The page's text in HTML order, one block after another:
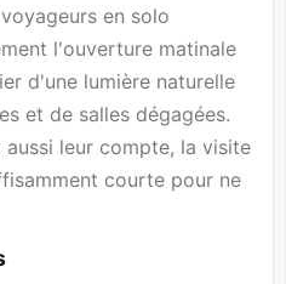
en solo
l'ouverture matinale
d'une lumière naturelle
et de salles dégagées.
leur compte, la visite
courte pour ne